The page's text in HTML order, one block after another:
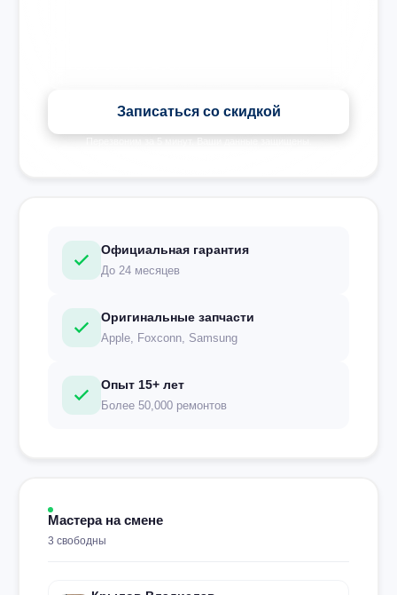
Записаться со скидкой
Перезвоним за 5 минут. Ваши данные защищены.
Официальная гарантия
До 24 месяцев
Оригинальные запчасти
Apple, Foxconn, Samsung
Опыт 15+ лет
Более 50,000 ремонтов
Мастера на смене
3 свободны